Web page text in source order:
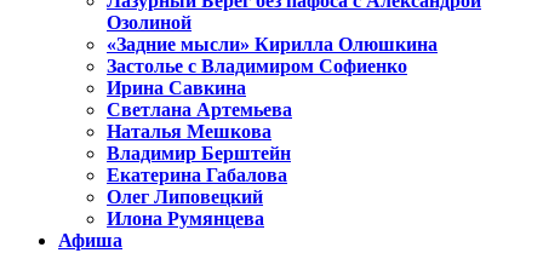
Озолиной
«Задние мысли» Кирилла Олюшкина
Застолье с Владимиром Софиенко
Ирина Савкина
Светлана Артемьева
Наталья Мешкова
Владимир Берштейн
Екатерина Габалова
Олег Липовецкий
Илона Румянцева
Афиша